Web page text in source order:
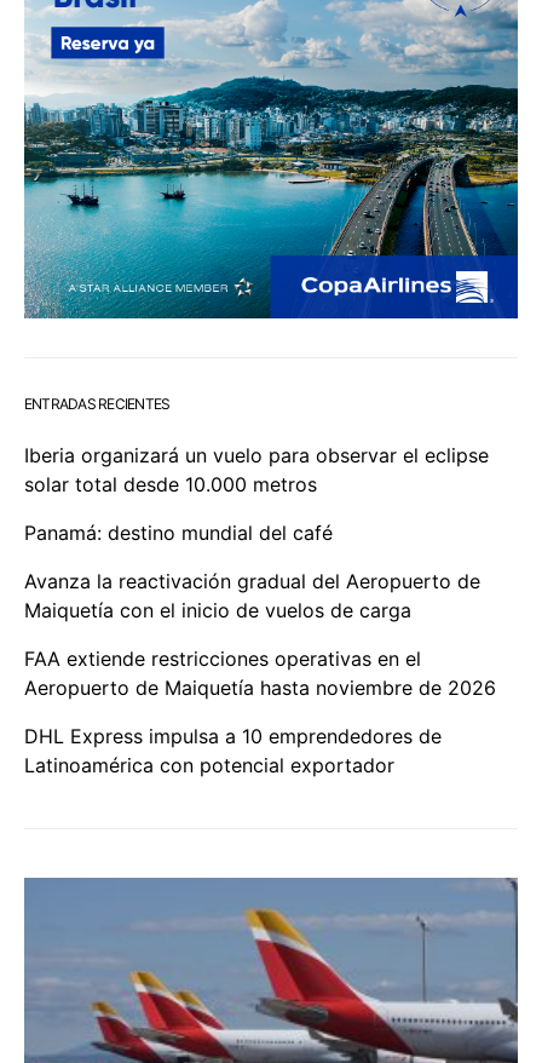
ENTRADAS RECIENTES
Iberia organizará un vuelo para observar el eclipse
solar total desde 10.000 metros
Panamá: destino mundial del café
Avanza la reactivación gradual del Aeropuerto de
Maiquetía con el inicio de vuelos de carga
FAA extiende restricciones operativas en el
Aeropuerto de Maiquetía hasta noviembre de 2026
DHL Express impulsa a 10 emprendedores de
Latinoamérica con potencial exportador